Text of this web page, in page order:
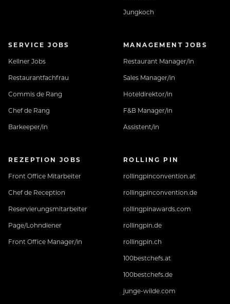
Jungkoch
SERVICE JOBS
Kellner Jobs
Restaurantfachfrau
Commis de Rang
Chef de Rang
Barkeeper/in
MANAGEMENT JOBS
Restaurant Manager/in
Sales Manager/in
Hoteldirektor/in
F&B Manager/in
Assistent/in
REZEPTION JOBS
Front Office Mitarbeiter
Chef de Reception
Reservierungsmitarbeiter
Page/Lohndiener
Front Office Manager/in
ROLLING PIN
rollingpinconvention.at
rollingpinconvention.de
rollingpinawards.com
rollingpin.de
rollingpin.ch
100bestchefs.at
100bestchefs.de
junge-wilde.com